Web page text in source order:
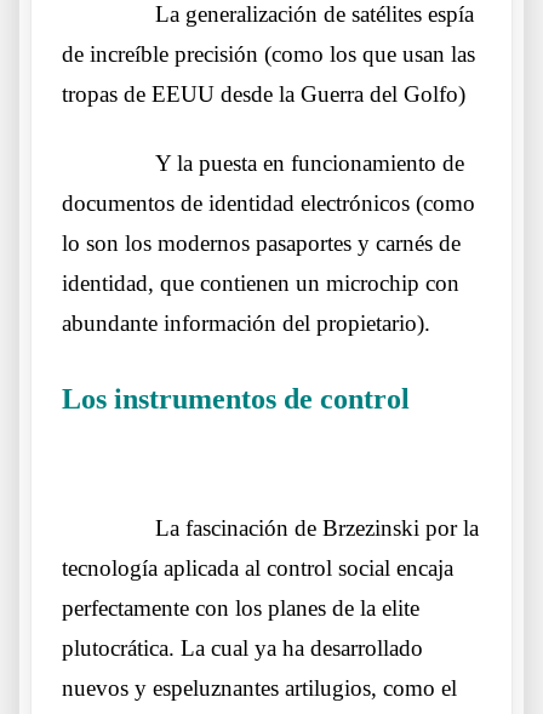
La generalización de satélites espía
de increíble precisión (como los que usan las
tropas de EEUU desde la Guerra del Golfo)
Y la puesta en funcionamiento de
documentos de identidad electrónicos (como
lo son los modernos pasaportes y carnés de
identidad, que contienen un microchip con
abundante información del propietario).
Los instrumentos de control
La fascinación de Brzezinski por la
tecnología aplicada al control social encaja
perfectamente con los planes de la elite
plutocrática. La cual ya ha desarrollado
nuevos y espeluznantes artilugios, como el